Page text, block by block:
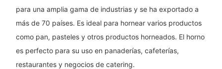
para una amplia gama de industrias y se ha exportado a
más de 70 países. Es ideal para hornear varios productos
como pan, pasteles y otros productos horneados. El horno
es perfecto para su uso en panaderías, cafeterías,
restaurantes y negocios de catering.